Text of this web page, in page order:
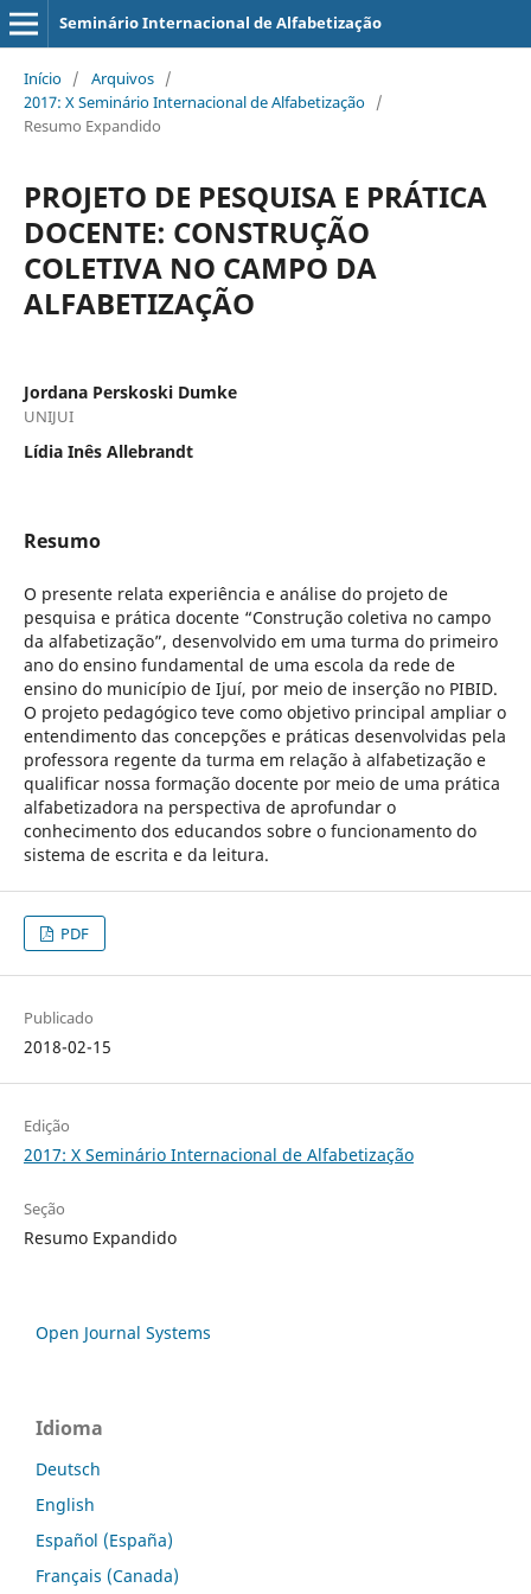
Seminário Internacional de Alfabetização
Início / Arquivos /
2017: X Seminário Internacional de Alfabetização /
Resumo Expandido
PROJETO DE PESQUISA E PRÁTICA
DOCENTE: CONSTRUÇÃO
COLETIVA NO CAMPO DA
ALFABETIZAÇÃO
Jordana Perskoski Dumke
UNIJUI
Lídia Inês Allebrandt
Resumo
O presente relata experiência e análise do projeto de
pesquisa e prática docente “Construção coletiva no campo
da alfabetização”, desenvolvido em uma turma do primeiro
ano do ensino fundamental de uma escola da rede de
ensino do município de Ijuí, por meio de inserção no PIBID.
O projeto pedagógico teve como objetivo principal ampliar o
entendimento das concepções e práticas desenvolvidas pela
professora regente da turma em relação à alfabetização e
qualificar nossa formação docente por meio de uma prática
alfabetizadora na perspectiva de aprofundar o
conhecimento dos educandos sobre o funcionamento do
sistema de escrita e da leitura.
PDF
Publicado
2018-02-15
Edição
2017: X Seminário Internacional de Alfabetização
Seção
Resumo Expandido
Open Journal Systems
Idioma
Deutsch
English
Español (España)
Français (Canada)